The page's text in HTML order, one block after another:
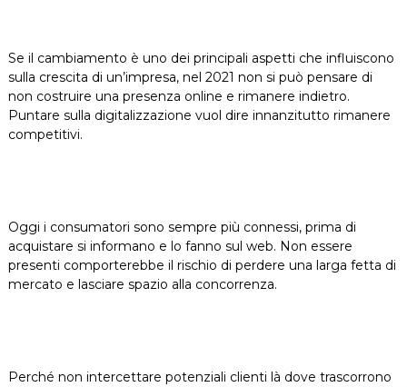
Se il cambiamento è uno dei principali aspetti che influiscono
sulla crescita di un’impresa, nel 2021 non si può pensare di
non costruire una presenza online e rimanere indietro.
Puntare sulla digitalizzazione vuol dire innanzitutto rimanere
competitivi.
Oggi i consumatori sono sempre più connessi, prima di
acquistare si informano e lo fanno sul web. Non essere
presenti comporterebbe il rischio di perdere una larga fetta di
mercato e lasciare spazio alla concorrenza.
Perché non intercettare potenziali clienti là dove trascorrono